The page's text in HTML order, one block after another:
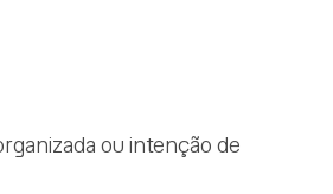
ou intenção de